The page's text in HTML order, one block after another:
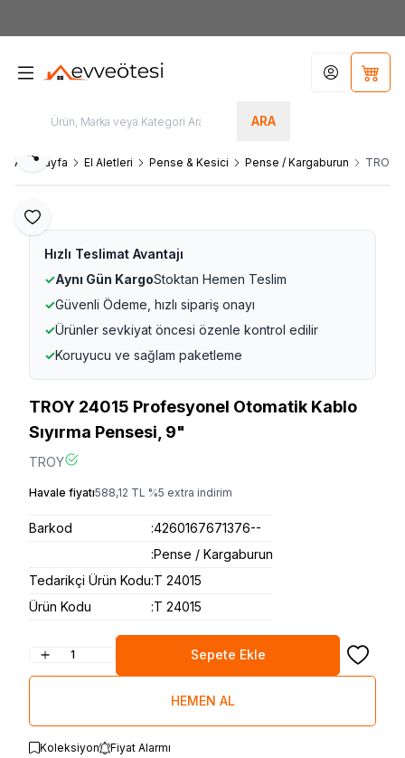
ARA
Hesabım
Ana Sayfa El Aletleri Pense & Kesici Pense / Kargaburun TROY
Favoriye Ekle
Paylaş
Hızlı Teslimat Avantajı
✓Aynı Gün KargoStoktan Hemen Teslim
✓Güvenli Ödeme, hızlı sipariş onayı
✓Ürünler sevkiyat öncesi özenle kontrol edilir
✓Koruyucu ve sağlam paketleme
TROY 24015 Profesyonel Otomatik Kablo
Sıyırma Pensesi, 9"
TROY
Havale fiyatı588,12 TL %5 extra indirim
Barkod :4260167671376--
:Pense / Kargaburun
Tedarikçi Ürün Kodu:T 24015
Ürün Kodu
:T 24015
Sepete Ekle Favoriye
HEMEN AL
Koleksiyon Fiyat Alarmı